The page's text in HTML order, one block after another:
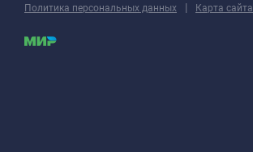
Политика персональных данных | Карта сайта